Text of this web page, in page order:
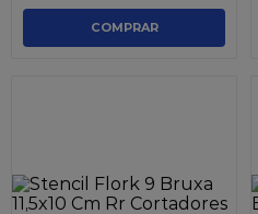
COMPRAR